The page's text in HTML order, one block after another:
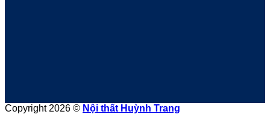
Copyright 2026 © Nội thất Huỳnh Trang